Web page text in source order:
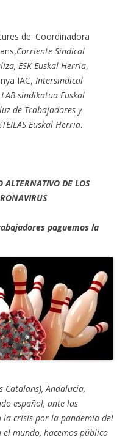
de: Coordinadora
Corriente Sindical
ESK Euskal Herria,
IAC, Intersindical
LAB sindikatua Euskal
de Trabajadores y
Euskal Herria.
ALTERNATIVO DE LOS
paguemos la
Catalans), Andalucía,
español, ante las
la crisis por la pandemia del
el mundo, hacemos público